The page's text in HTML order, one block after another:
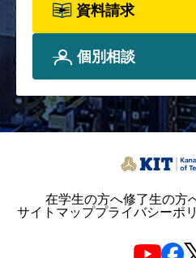
資料請求
個別相談
在学生の方へ修了生の方
サイトマッププライバシーポ